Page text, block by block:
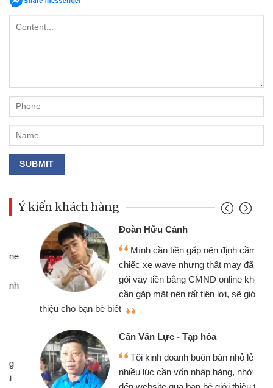
Ý kiến khách hàng
Đoàn Hữu Cảnh
Mình cần tiền gấp nên định cầm cố
chiếc xe wave nhưng thật may đã có
gói vay tiền bằng CMND online không
cần gặp mặt nên rất tiện lợi, sẽ giới
thiệu cho bạn bè biết
Cấn Văn Lực - Tạp hóa
Tôi kinh doanh buôn bán nhỏ lẻ
nhiều lúc cần vốn nhập hàng, nhờ biết